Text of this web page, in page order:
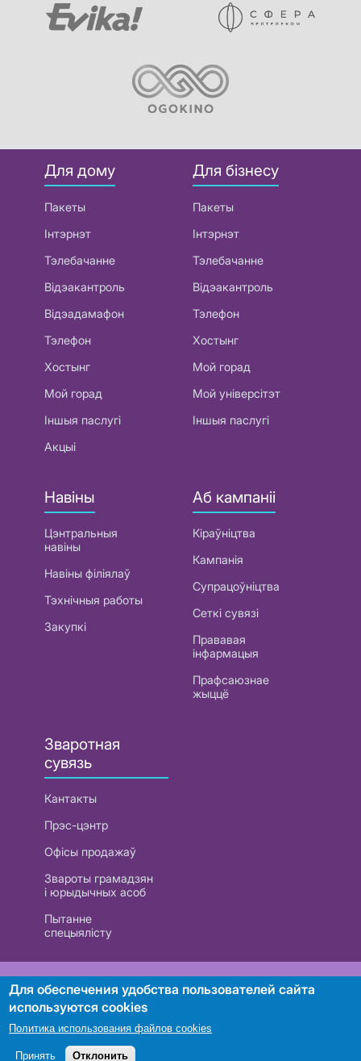
Для дому
Пакеты
Інтэрнэт
Тэлебачанне
Відэакантроль
Відэадамафон
Тэлефон
Хостынг
Мой горад
Іншыя паслугі
Акцыі
Для бізнесу
Пакеты
Інтэрнэт
Тэлебачанне
Відэакантроль
Тэлефон
Хостынг
Мой горад
Мой універсітэт
Іншыя паслугі
Навіны
Цэнтральныя
навіны
Навіны філіялаў
Тэхнічныя работы
Закупкі
Аб кампаніі
Кіраўніцтва
Кампанія
Супрацоўніцтва
Сеткі сувязі
Прававая
інфармацыя
Прафсаюзнае
жыццё
Зваротная
сувязь
Кантакты
Прэс-цэнтр
Офісы продажаў
Звароты грамадзян
і юрыдычных асоб
Пытанне
спецыялісту
РУП «Белтэлекам». УНП 101007741
Пошук
Для обеспечения удобства пользователей сайта
используются cookies
Политика использования файлов cookies
Принять Отклонить